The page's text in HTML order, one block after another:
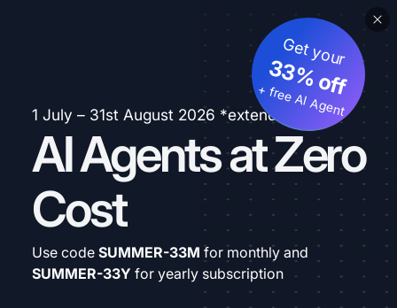
1 July – 31st August 2026 *extended
AI Agents at Zero
Cost
Get your
33% off
+ free AI Agent
Use code SUMMER-33M for monthly and
SUMMER-33Y for yearly subscription